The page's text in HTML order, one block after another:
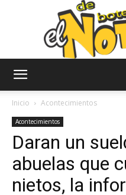
Inicio Acontecimientos
Acontecimientos
Daran un
abuelas que
nietos, la